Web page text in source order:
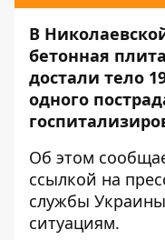
В
бетонная
достали тело
одного
Об этом
ссылкой на
службы
ситуациям.